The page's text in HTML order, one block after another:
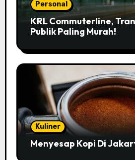
Personal
KRL Commuterline,
Publik Paling Murah!
Kuliner
Menyesap Kopi Di